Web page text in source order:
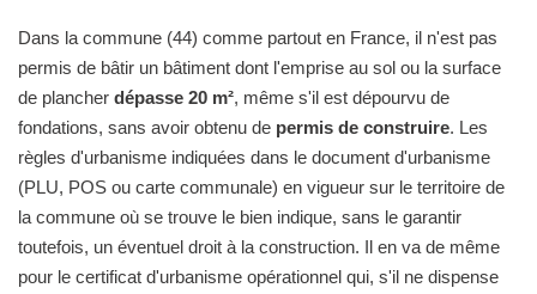
Dans la commune (44) comme partout en France, il n'est pas
permis de bâtir un bâtiment dont l'emprise au sol ou la surface
de plancher dépasse 20 m², même s'il est dépourvu de
fondations, sans avoir obtenu de permis de construire. Les
règles d'urbanisme indiquées dans le document d'urbanisme
(PLU, POS ou carte communale) en vigueur sur le territoire de
la commune où se trouve le bien indique, sans le garantir
toutefois, un éventuel droit à la construction. Il en va de même
pour le certificat d'urbanisme opérationnel qui, s'il ne dispense